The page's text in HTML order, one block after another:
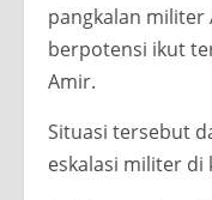
pangkalan militer
berpotensi ikut
Amir.
Situasi tersebut
eskalasi militer di